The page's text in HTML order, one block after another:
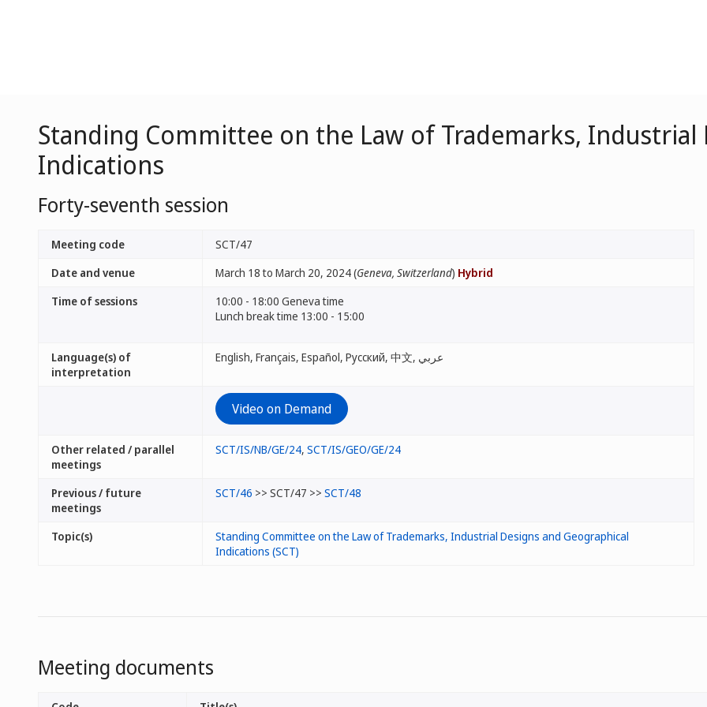
Standing Committee on the Law of Trademarks, Industrial
Indications
Forty-seventh session
Meeting code
SCT/47
Date and venue
March 18 to March 20, 2024 (Geneva, Switzerland) Hybrid
Time of sessions
10:00 - 18:00 Geneva time
Lunch break time 13:00 - 15:00
Language(s) of
interpretation
English, Français, Español, Русский, 中文, عربي
Video on Demand
Other related / parallel
meetings
SCT/IS/NB/GE/24, SCT/IS/GEO/GE/24
Previous / future
meetings
SCT/46 >> SCT/47 >> SCT/48
Topic(s)
Standing Committee on the Law of Trademarks, Industrial Designs and Geographical
Indications (SCT)
Meeting documents